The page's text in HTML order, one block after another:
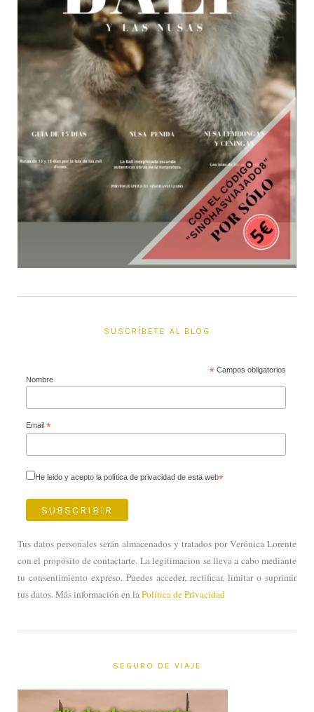
SUSCRÍBETE AL BLOG
*Campos obligatorios
Nombre
Email *
He leido y acepto la política de privacidad de esta web*
Tus datos personales serán almacenados y tratados por Verónica Lorente
con el propósito de contactarte. La legitimacion se lleva a cabo mediante
tu consentimiento expreso. Puedes acceder, rectificar, limitar o suprimir
tus datos. Más información en laPolítica de Privacidad
SEGURO DE VIAJE